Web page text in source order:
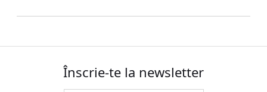
Înscrie-te la newsletter